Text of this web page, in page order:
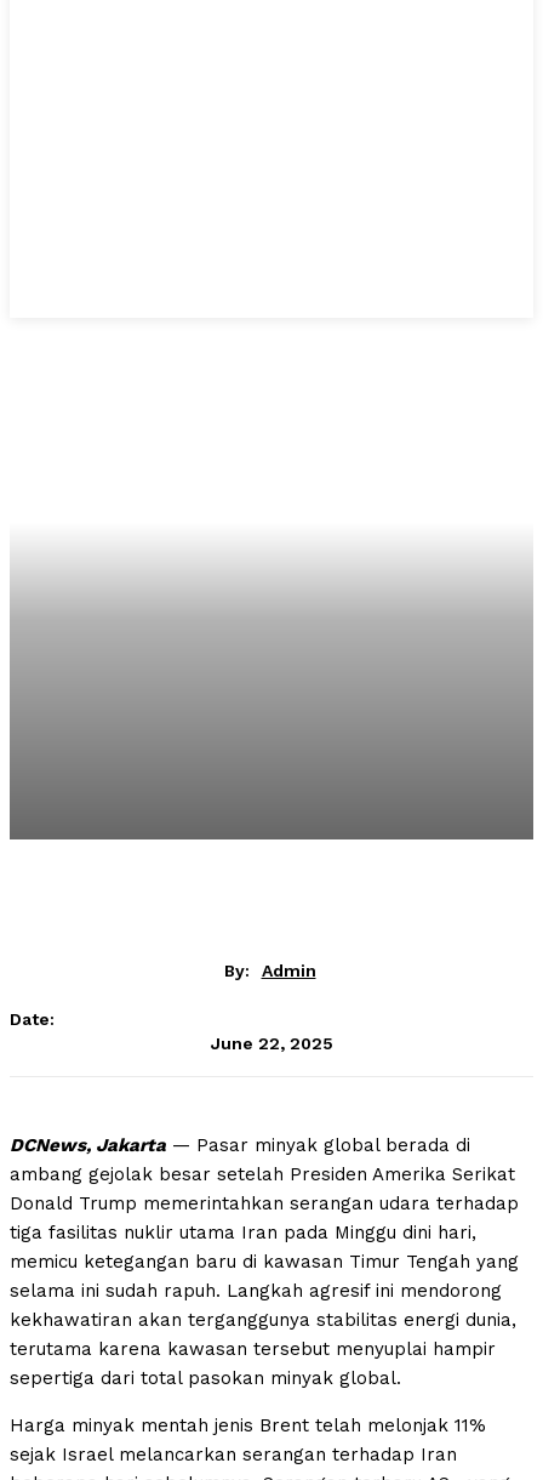
By: Admin
Date:
June 22, 2025
DCNews, Jakarta — Pasar minyak global berada di
ambang gejolak besar setelah Presiden Amerika Serikat
Donald Trump memerintahkan serangan udara terhadap
tiga fasilitas nuklir utama Iran pada Minggu dini hari,
memicu ketegangan baru di kawasan Timur Tengah yang
selama ini sudah rapuh. Langkah agresif ini mendorong
kekhawatiran akan terganggunya stabilitas energi dunia,
terutama karena kawasan tersebut menyuplai hampir
sepertiga dari total pasokan minyak global.
Harga minyak mentah jenis Brent telah melonjak 11%
sejak Israel melancarkan serangan terhadap Iran